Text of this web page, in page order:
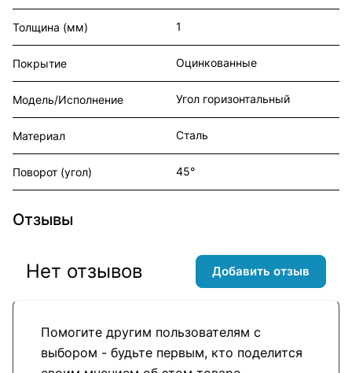
Толщина (мм) 1
Покрытие Оцинкованные
Модель/Исполнение Угол горизонтальный
Материал Сталь
Поворот (угол) 45°
Отзывы
Помогите другим пользователям с
выбором - будьте первым, кто поделится
Нет отзывов Добавить отзыв